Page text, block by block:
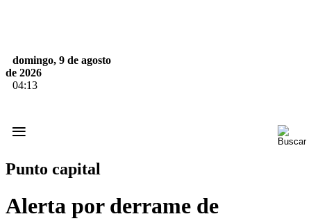
domingo, 9 de agosto
de 2026
04:13
≡
Punto capital
Alerta por derrame de